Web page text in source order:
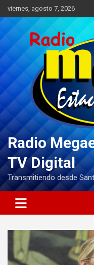
Saltar
al
contenido
viernes, agosto 7, 2026
Radio
TV Digital
Transmitiendo desde